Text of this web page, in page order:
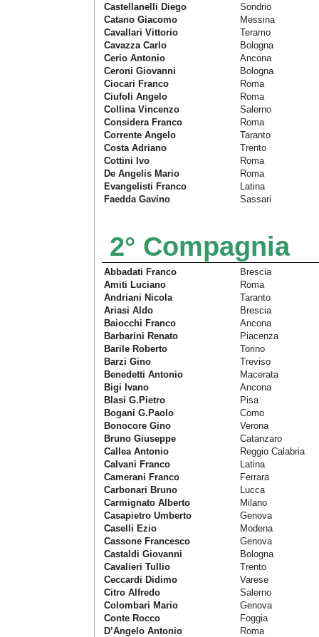
Castellanelli Diego
Sondrio
Catano Giacomo
Messina
Cavallari Vittorio
Teramo
Cavazza Carlo
Bologna
Cerio Antonio
Ancona
Ceroni Giovanni
Bologna
Ciocari Franco
Roma
Ciufoli Angelo
Roma
Collina Vincenzo
Salerno
Considera Franco
Roma
Corrente Angelo
Taranto
Costa Adriano
Trento
Cottini Ivo
Roma
De Angelis Mario
Roma
Evangelisti Franco
Latina
Faedda Gavino
Sassari
2° Compagnia
Abbadati Franco
Brescia
Amiti Luciano
Roma
Andriani Nicola
Taranto
Ariasi Aldo
Brescia
Baiocchi Franco
Ancona
Barbarini Renato
Piacenza
Barile Roberto
Torino
Barzi Gino
Treviso
Benedetti Antonio
Macerata
Bigi Ivano
Ancona
Blasi G.Pietro
Pisa
Bogani G.Paolo
Como
Bonocore Gino
Verona
Bruno Giuseppe
Catanzaro
Callea Antonio
Reggio Calabria
Calvani Franco
Latina
Camerani Franco
Ferrara
Carbonari Bruno
Lucca
Carmignato Alberto
Milano
Casapietro Umberto
Genova
Caselli Ezio
Modena
Cassone Francesco
Genova
Castaldi Giovanni
Bologna
Cavalieri Tullio
Trento
Ceccardi Didimo
Varese
Citro Alfredo
Salerno
Colombari Mario
Genova
Conte Rocco
Foggia
D’Angelo Antonio
Roma